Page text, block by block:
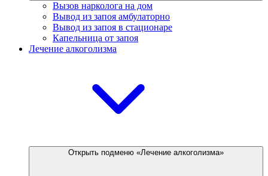
Вызов нарколога на дом
Вывод из запоя амбулаторно
Вывод из запоя в стационаре
Капельница от запоя
Лечение алкоголизма
Открыть подменю «Лечение алкоголизма»